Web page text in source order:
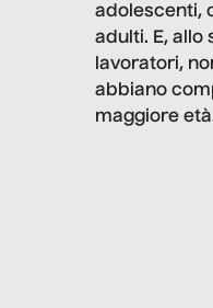
adolescenti,
adulti. E, allo
lavoratori,
abbiano
maggiore